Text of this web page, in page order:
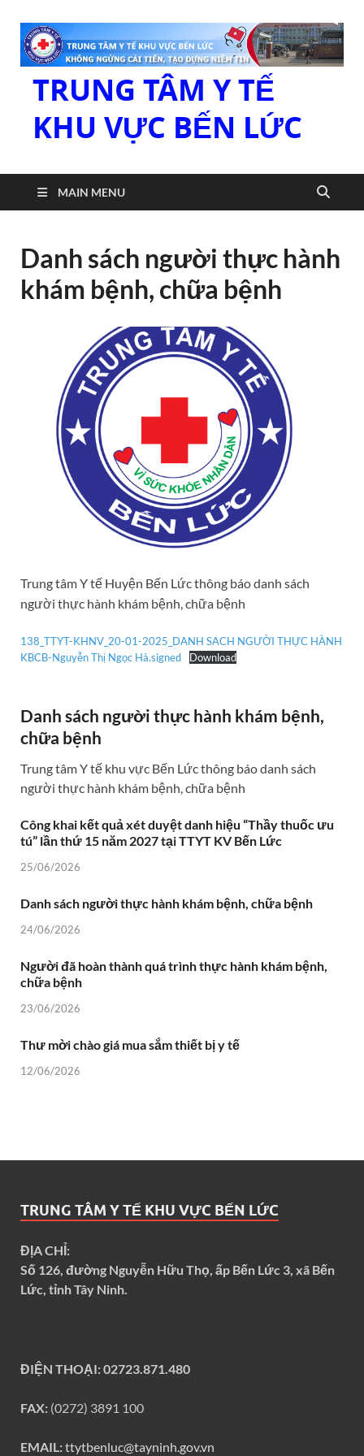
TRUNG TÂM Y TẾ
KHU VỰC BẾN LỨC
MAIN MENU
Danh sách người thực hành
khám bệnh, chữa bệnh
Trung tâm Y tế Huyện Bến Lức thông báo danh sách
người thực hành khám bệnh, chữa bệnh
138_TTYT-KHNV_20-01-2025_DANH SACH NGƯỜI THỰC HÀNH
KBCB-Nguyễn Thị Ngọc Hà.signed
Download
Danh sách người thực hành khám bệnh,
chữa bệnh
Trung tâm Y tế khu vực Bến Lức thông báo danh sách
người thực hành khám bệnh, chữa bệnh
Công khai kết quả xét duyệt danh hiệu “Thầy thuốc ưu
tú” lần thứ 15 năm 2027 tại TTYT KV Bến Lức
25/06/2026
Danh sách người thực hành khám bệnh, chữa bệnh
24/06/2026
Người đã hoàn thành quá trình thực hành khám bệnh,
chữa bệnh
23/06/2026
Thư mời chào giá mua sắm thiết bị y tế
12/06/2026
TRUNG TÂM Y TẾ KHU VỰC BẾN LỨC
ĐỊA CHỈ:
Số 126, đường Nguyễn Hữu Thọ, ấp Bến Lức 3, xã Bến
Lức, tỉnh Tây Ninh.
ĐIỆN THOẠI:02723.871.480
FAX: (0272) 3891 100
EMAIL:ttytbenluc@tayninh.gov.vn